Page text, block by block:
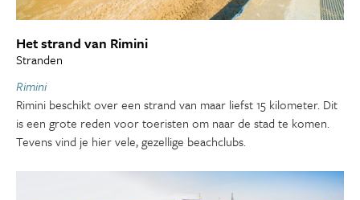
Het strand van Rimini
Stranden
Rimini
Rimini beschikt over een strand van maar liefst 15 kilometer. Dit
is een grote reden voor toeristen om naar de stad te komen.
Tevens vind je hier vele, gezellige beachclubs.